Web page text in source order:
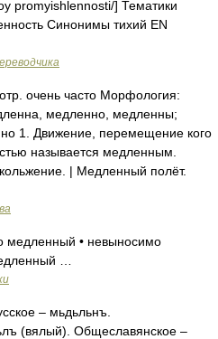
promyishlennosti/] Тематики
Синонимы тихий EN
очень часто Морфология:
медленно, медленны;
1. Движение, перемещение кого
называется медленным.
| Медленный полёт.
медленный • невыносимо
…
– мьдьльнъ.
(вялый). Общеславянское –